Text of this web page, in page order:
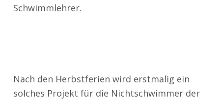
Schwimmlehrer.
Nach den Herbstferien wird erstmalig ein
solches Projekt für die Nichtschwimmer der